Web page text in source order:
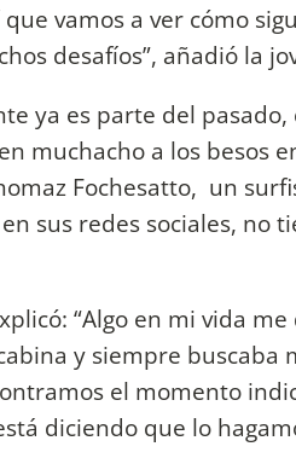
vamos a ver cómo
desafíos”, añadió la
ya es parte del
muchacho a los besos
Fochesatto, un
sus redes sociales, no
“Algo en mi vida
y siempre buscaba
el momento
diciendo que lo